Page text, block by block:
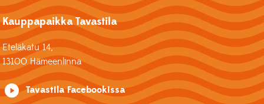
Kauppapaikka Tavastila
Eteläkatu 14,
13100 Hämeenlinna
Tavastila Facebookissa